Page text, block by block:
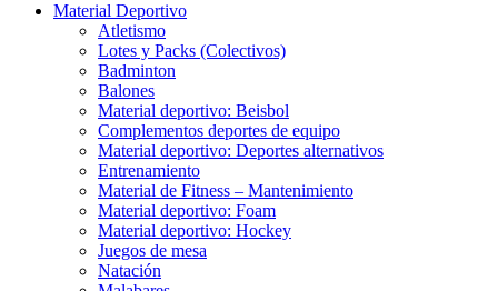
Material Deportivo
Atletismo
Lotes y Packs (Colectivos)
Badminton
Balones
Material deportivo: Beisbol
Complementos deportes de equipo
Material deportivo: Deportes alternativos
Entrenamiento
Material de Fitness – Mantenimiento
Material deportivo: Foam
Material deportivo: Hockey
Juegos de mesa
Natación